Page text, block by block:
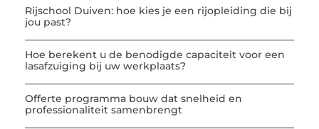
Rijschool Duiven: hoe kies je een rijopleiding die bij
jou past?
Hoe berekent u de benodigde capaciteit voor een
lasafzuiging bij uw werkplaats?
Offerte programma bouw dat snelheid en
professionaliteit samenbrengt